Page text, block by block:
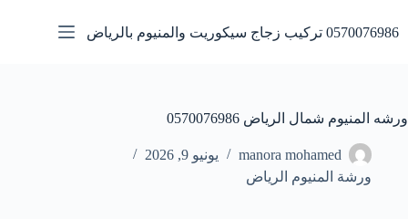
إلى
المحتوى
0570076986 تركيب زجاج سيكوريت والمنيوم بالرياض
ورشه المنيوم شمال الرياض 0570076986
manora mohamed
يونيو 9, 2026
ورشة المنيوم الرياض